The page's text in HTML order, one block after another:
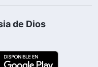
de Dios